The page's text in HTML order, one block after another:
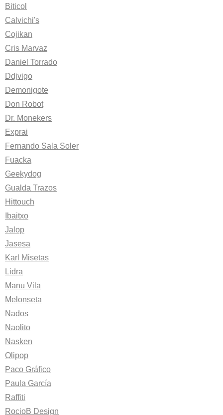
Biticol
Calvichi's
Cojikan
Cris Marvaz
Daniel Torrado
Ddjvigo
Demonigote
Don Robot
Dr. Monekers
Exprai
Fernando Sala Soler
Fuacka
Geekydog
Gualda Trazos
Hittouch
Ibaitxo
Jalop
Jasesa
Karl Misetas
Lidra
Manu Vila
Melonseta
Nados
Naolito
Nasken
Olipop
Paco Gráfico
Paula García
Raffiti
RocioB Design